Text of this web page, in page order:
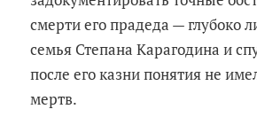
смерти его прадеда — глубоко
семья Степана Карагодина и
после его казни понятия не
мертв.